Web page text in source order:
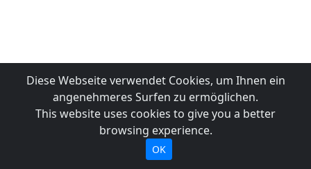
Diese Webseite verwendet Cookies, um Ihnen ein
angenehmeres Surfen zu ermöglichen.
This website uses cookies to give you a better
browsing experience.
OK